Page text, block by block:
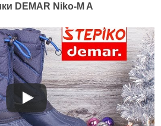
DEMAR Niko-M A